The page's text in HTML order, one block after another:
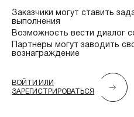
Заказчики могут ставить
выполнения
Возможность вести диалог
Партнеры могут заводить
вознаграждение
ВОЙТИ ИЛИ
ЗАРЕГИСТРИРОВАТЬСЯ